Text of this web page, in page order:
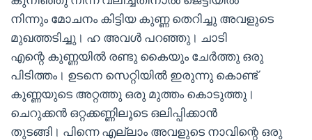
നിന്നും മോചനം കിട്ടിയ കുണ്ണ തെറിച്ചു അവളുടെ
മുഖത്തടിച്ചു। ഹ അവൾ പറഞ്ഞു। ചാടി
എന്റെ കുണ്ണയിൽ രണ്ടു കൈയും ചേർത്തു ഒരു
പിടിത്തം। ഉടനെ സെറ്റിയിൽ ഇരുന്നു കൊണ്ട്
കുണ്ണയുടെ അറ്റത്തു ഒരു മുത്തം കൊടുത്തു।
ചെറുക്കൻ ഒറ്റക്കണ്ണിലൂടെ ഒലിപ്പിക്കാൻ
തുടങ്ങി। പിന്നെ എല്ലാം അവളുടെ നാവിന്റെ ഒരു